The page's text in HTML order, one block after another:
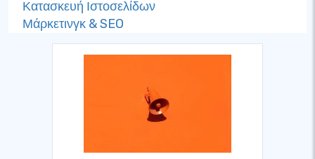
Κατασκευή Ιστοσελίδων
Μάρκετινγκ & SEO